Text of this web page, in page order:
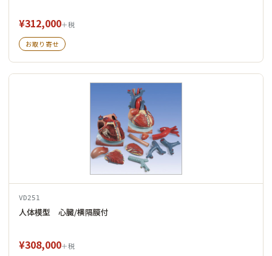
¥312,000＋税
お取り寄せ
VD251
人体模型 心臓/横隔膜付
¥308,000＋税